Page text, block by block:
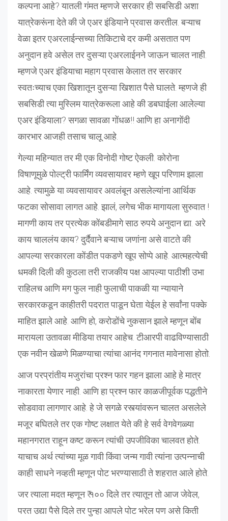
कल्पना आहे? यातली गंमत म्हणजे सरकार ही सबसिडी अशा
यात्रेकरूंना देते की जे एअर इंडियाने प्रवास करतील. बऱ्याच
वेळा इतर एअरलाईन्सच्या तिकिटाचे दर कमी असतात पण
अनुदान हवे असेल तर दुसऱ्या एअरलाईनने जाऊन चालत नाही.
म्हणजे एअर इंडियाचा महाग प्रवास केलात तर सरकार
स्वतःच्याच एका खिशातून दुसऱ्या खिशात पैसे घालते. म्हणजे ही
सबसिडी त्या मुस्लिम यात्रेकरूला आहे की डबघाईला आलेल्या
एअर इंडियाला? सगळा सावळा गोंधळ!! आणि हा अनागोंदी
कारभार आजही तसाच चालू आहे.
गेल्या महिन्यात तर मी एक विनोदी गोष्ट ऐकली. कोरोना
विषाणूमुळे पोल्ट्री फार्मिंग व्यवसायावर म्हणे खूप परिणाम झाला
आहे. त्यामुळे या व्यवसायावर अवलंबून असलेल्यांना आर्थिक
फटका सोसावा लागत आहे. झालं, लगेच भीक मागायला सुरुवात !
मागणी काय तर प्रत्येक कोंबडीमागे साठ रुपये अनुदान द्या. अरे
काय चाललंय काय? दुर्दैवाने बऱ्याच जणांना असे वाटते की
आपल्या सरकारला कोंडीत पकडणे खूप सोप्पे आहे. आत्महत्येची
धमकी दिली की कुठला तरी राजकीय पक्ष आपल्या पाठीशी उभा
राहिलच आणि मग फुल नाही फुलाची पाकळी या न्यायाने
सरकारकडून काहीतरी पदरात पाडून घेता येईल हे सर्वांना पक्के
माहित झाले आहे. आणि हो, करोडोंचे नुकसान झाले म्हणून बोंब
मारायला उतावळा मीडिया तयार आहेच. टीआरपी वाढविण्यासाठी
एक नवीन खेळणे मिळण्याचा त्यांचा आनंद गगनात मावेनासा होतो.
आज परप्रांतीय मजुरांचा प्रश्न फार गहन झाला आहे हे मात्र
नाकारता येणार नाही. आणि हा प्रश्न फार काळजीपूर्वक पद्धतीने
सोडवावा लागणार आहे. हे जे सगळे रस्त्यांवरून चालत असलेले
मजूर बघितले तर एक गोष्ट लक्षात येते की हे सर्व वेगवेगळ्या
महानगरात राहून कष्ट करून त्यांची उपजीविका चालवत होते.
याचाच अर्थ त्यांच्या मूळ गावी किंवा जन्म गावी त्यांना उत्पन्नाची
काही साधने नव्हती म्हणून पोट भरण्यासाठी ते शहरात आले होते.
जर त्याला मदत म्हणून ₹ १०० दिले तर त्यातून तो आज जेवेल,
परत उद्या पैसे दिले तर पुन्हा आपले पोट भरेल पण असे किती